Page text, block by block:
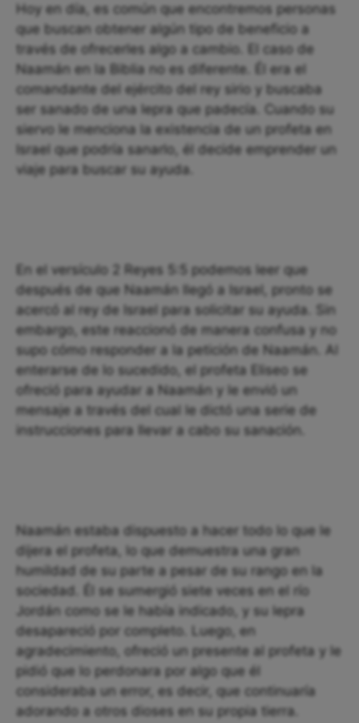
Hoy en día, es común que encontremos personas
que buscan obtener algún tipo de beneficio a
través de ofrecerles algo a cambio. El caso de
Naamán en la Biblia no es diferente. Él era el
comandante del ejército del rey sirio y buscaba
ser sanado de una lepra que padecía. Cuando su
siervo le menciona la existencia de un profeta en
Israel que podría sanarlo, él decide emprender un
viaje para buscar su ayuda.
En el versículo 2 Reyes 5:5 podemos leer que
después de que Naamán llegó a Israel, pronto se
acercó al rey de Israel para solicitar su ayuda. Sin
embargo, este reaccionó de manera confusa y no
supo cómo responder a la petición de Naamán. Al
enterarse de lo sucedido, el profeta Eliseo se
ofreció para ayudar a Naamán y le envió un
mensaje a través del cual le dictó una serie de
instrucciones para llevar a cabo su sanación.
Naamán estaba dispuesto a hacer todo lo que le
dijera el profeta, lo que demuestra una gran
humildad de su parte a pesar de su rango en la
sociedad. Él se sumergió siete veces en el río
Jordán como se le había indicado, y su lepra
desapareció por completo. Luego, en
agradecimiento, ofreció un presente al profeta y le
pidió que lo perdonara por algo que él
consideraba un error, es decir, que continuaría
adorando a otros dioses en su propia tierra.